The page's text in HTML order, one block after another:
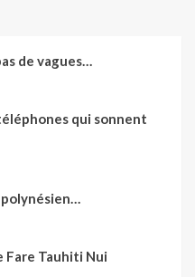
de vagues…
qui sonnent
polynésien…
Fare Tauhiti Nui